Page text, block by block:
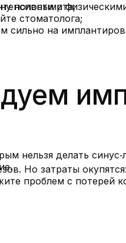
полости рта;
стоматолога;
сильно на
нельзя делать
Но затраты
проблем с потерей